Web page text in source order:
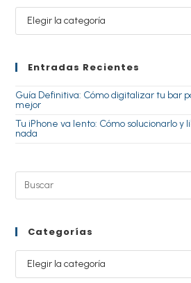
Entradas Recientes
Guía Definitiva: Cómo digitalizar tu bar
mejor
Tu iPhone va lento: Cómo solucionarlo y
nada
Categorías